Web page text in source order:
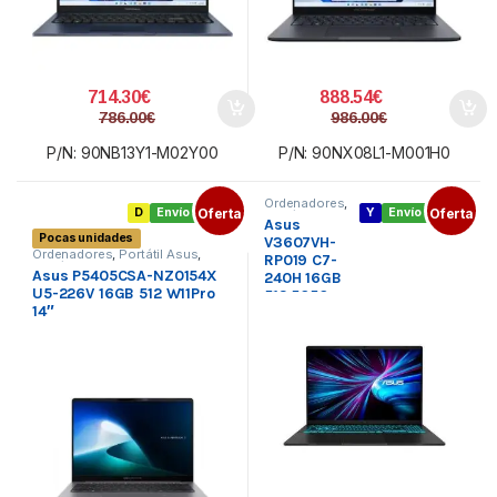
714.30€
786.00€
P/N: 90NB13Y1-M02Y00
888.54€
986.00€
P/N: 90NX08L1-M001H0
Envío gratis
D Oferta
Pocas unidades
Ordenadores,Portátil Asus,
Portátiles
Asus P5405CSA-NZ0154X
U5-226V 16GB 512 W11Pro
14″
Envío gratis
Y Oferta
Ordenadores,
Portátil Asus ,
Portátiles
Asus
V3607VH-
RP019 C7-
240H 16GB
512 5050